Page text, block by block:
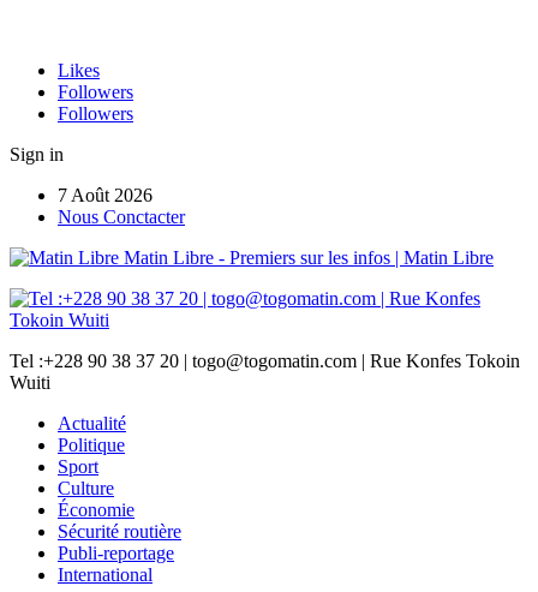
Likes
Followers
Followers
Sign in
7 Août 2026
Nous Conctacter
Matin Libre - Premiers sur les infos | Matin Libre
Tel :+228 90 38 37 20 | togo@togomatin.com | Rue Konfes Tokoin
Wuiti
Actualité
Politique
Sport
Culture
Économie
Sécurité routière
Publi-reportage
International